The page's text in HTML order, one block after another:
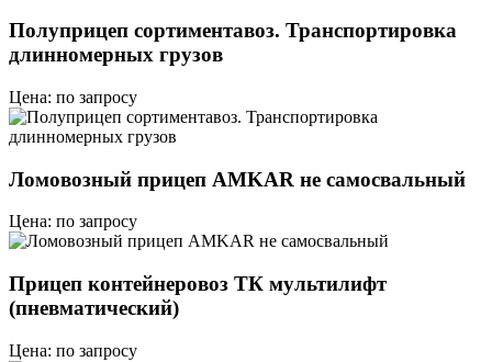
Полуприцеп сортиментавоз. Транспортировка
длинномерных грузов
Цена: по запросу
Ломовозный прицеп AMKAR не самосвальный
Цена: по запросу
Прицеп контейнеровоз ТК мультилифт
(пневматический)
Цена: по запросу